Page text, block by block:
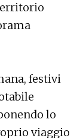
festivi
lo
viaggio